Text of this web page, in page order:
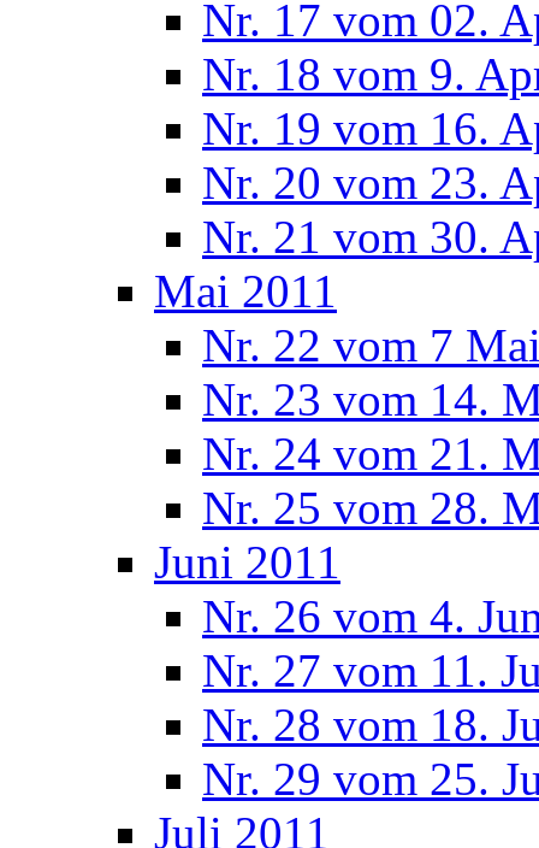
Nr. 17 vom 02.
Nr. 18 vom 9.
Nr. 19 vom 16.
Nr. 20 vom 23.
Nr. 21 vom 30.
Mai 2011
Nr. 22 vom 7
Nr. 23 vom 14.
Nr. 24 vom 21.
Nr. 25 vom 28.
Juni 2011
Nr. 26 vom 4.
Nr. 27 vom 11.
Nr. 28 vom 18.
Nr. 29 vom 25.
Juli 2011